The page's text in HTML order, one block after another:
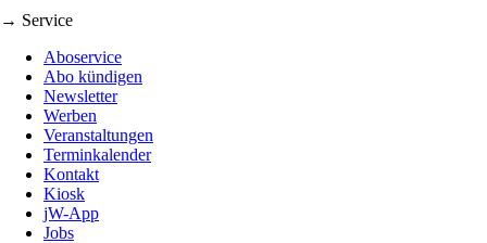
→ Service
Aboservice
Abo kündigen
Newsletter
Werben
Veranstaltungen
Terminkalender
Kontakt
Kiosk
jW-App
Jobs